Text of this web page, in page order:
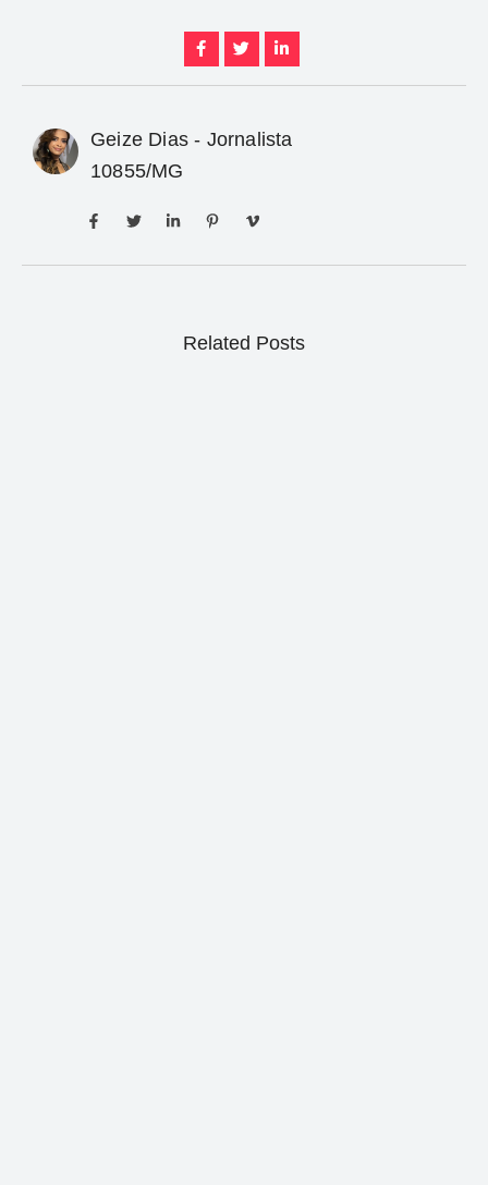
Geize Dias - Jornalista
10855/MG
Related Posts